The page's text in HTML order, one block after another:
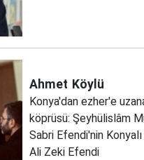
Ahmet Köylü
Konya'dan ezher'e
köprüsü: Şeyhülislâm
Sabri Efendi'nin Konyalı
Ali Zeki Efendi